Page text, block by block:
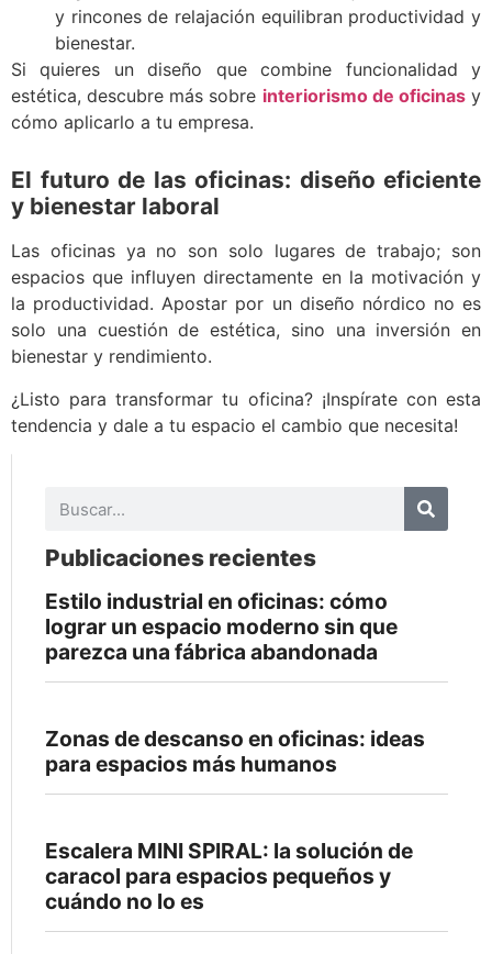
y rincones de relajación equilibran productividad y
bienestar.
Si quieres un diseño que combine funcionalidad y
estética, descubre más sobre interiorismo de oficinasy
cómo aplicarlo a tu empresa.
El futuro de las oficinas: diseño eficiente
y bienestar laboral
Las oficinas ya no son solo lugares de trabajo; son
espacios que influyen directamente en la motivación y
la productividad. Apostar por un diseño nórdico no es
solo una cuestión de estética, sino una inversión en
bienestar y rendimiento.
¿Listo para transformar tu oficina? ¡Inspírate con esta
tendencia y dale a tu espacio el cambio que necesita!
Publicaciones recientes
Estilo industrial en oficinas: cómo
lograr un espacio moderno sin que
parezca una fábrica abandonada
Zonas de descanso en oficinas: ideas
para espacios más humanos
Escalera MINI SPIRAL: la solución de
caracol para espacios pequeños y
cuándo no lo es